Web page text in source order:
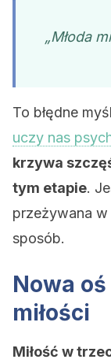
„Młoda
To błędne
uczy nas
krzywa
tym etapie.
przeżywana
sposób.
Nowa
miłości
Miłość w